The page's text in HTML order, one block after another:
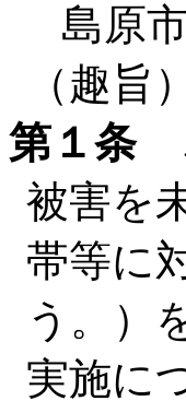
島原
（趣旨）
第１条
被害を
帯等に
う。）
実施に